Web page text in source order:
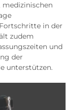
in der
zudem
und
der
unterstützen.